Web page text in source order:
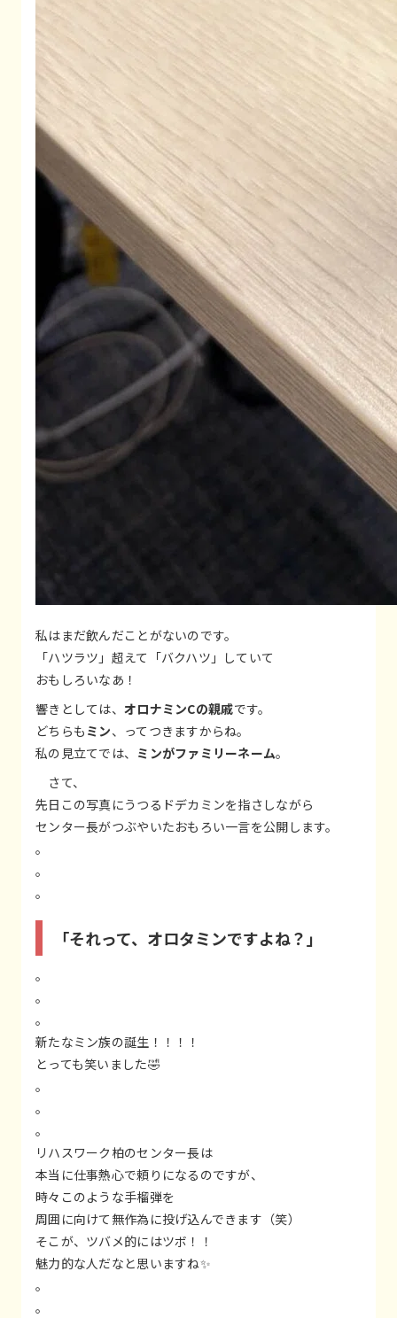
私はまだ飲んだことがないのです。
「ハツラツ」超えて「バクハツ」していて
おもしろいなあ！
響きとしては、 オロナミンCの親戚です。
どちらも ミン、ってつきますからね。
私の見立てでは、 ミンがファミリーネーム。
さて、
先日この写真にうつるドデカミンを指さしながら
センター長がつぶやいたおもろい一言を公開します。
。
。
。
「それって、オロタミンですよね？」
。
。
。
新たなミン族の誕生！！！！
とっても笑いました🤣
。
。
。
リハスワーク柏のセンター長は
本当に仕事熱心で頼りになるのですが、
時々このような手榴弾を
周囲に向けて無作為に投げ込んできます（笑）
そこが、ツバメ的にはツボ！！
魅力的な人だなと思いますね✨
。
。